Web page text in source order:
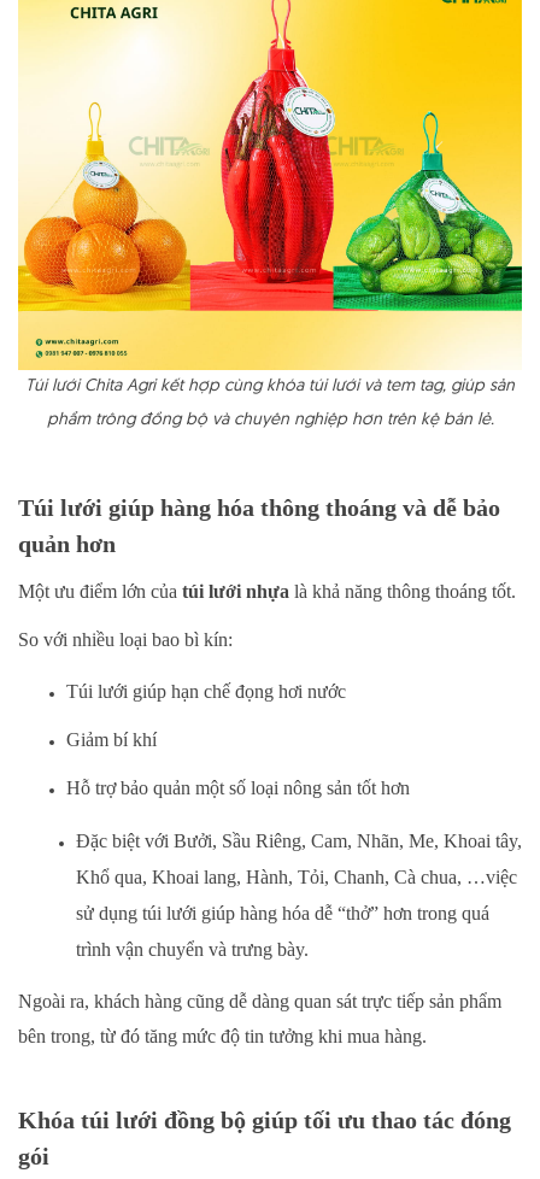
Túi lưới Chita Agri kết hợp cùng khóa túi lưới và tem tag, giúp sản
phẩm trông đồng bộ và chuyên nghiệp hơn trên kệ bán lẻ.
Túi lưới giúp hàng hóa thông thoáng và dễ bảo
quản hơn
Một ưu điểm lớn của túi lưới nhựa là khả năng thông thoáng tốt.
So với nhiều loại bao bì kín:
Túi lưới giúp hạn chế đọng hơi nước
Giảm bí khí
Hỗ trợ bảo quản một số loại nông sản tốt hơn
Đặc biệt với Bưởi, Sầu Riêng, Cam, Nhãn, Me, Khoai tây,
Khổ qua, Khoai lang, Hành, Tỏi, Chanh, Cà chua, …việc
sử dụng túi lưới giúp hàng hóa dễ “thở” hơn trong quá
trình vận chuyển và trưng bày.
Ngoài ra, khách hàng cũng dễ dàng quan sát trực tiếp sản phẩm
bên trong, từ đó tăng mức độ tin tưởng khi mua hàng.
Khóa túi lưới đồng bộ giúp tối ưu thao tác đóng
gói